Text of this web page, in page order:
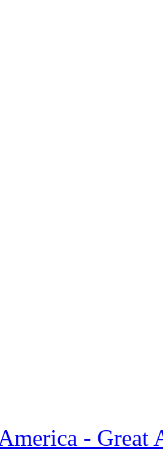
- Great